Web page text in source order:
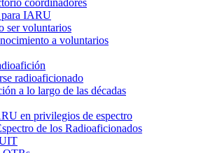
coordinadores
IARU
ser voluntarios
a voluntarios
radioaficionado
a lo largo de las décadas
en privilegios de espectro
de los Radioaficionados